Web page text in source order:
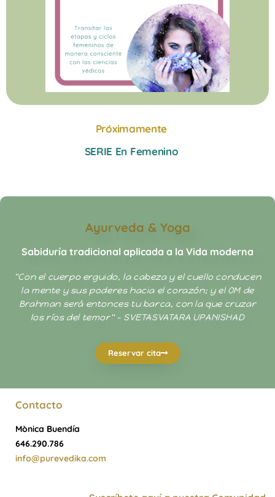
Próximamente
SERIE En Femenino
Ayurveda & Yoga
Sabiduría tradicional aplicada a la Vida moderna
"Con el cuerpo erguido, la cabeza y el cuello conducen
la mente y sus poderes hacia el corazón; y el OM de
Brahman será entonces tu barca, con la que cruzar
los ríos del temor" - SVETASVATARA UPANISHAD
Reservar cita
Contacto
Mònica Buendía
646.290.786
info@purevedika.com